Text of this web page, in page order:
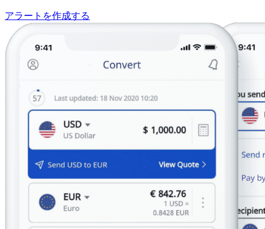
アラートを作成する